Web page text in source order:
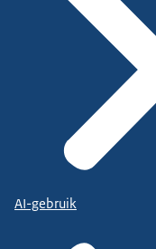
AI-gebruik